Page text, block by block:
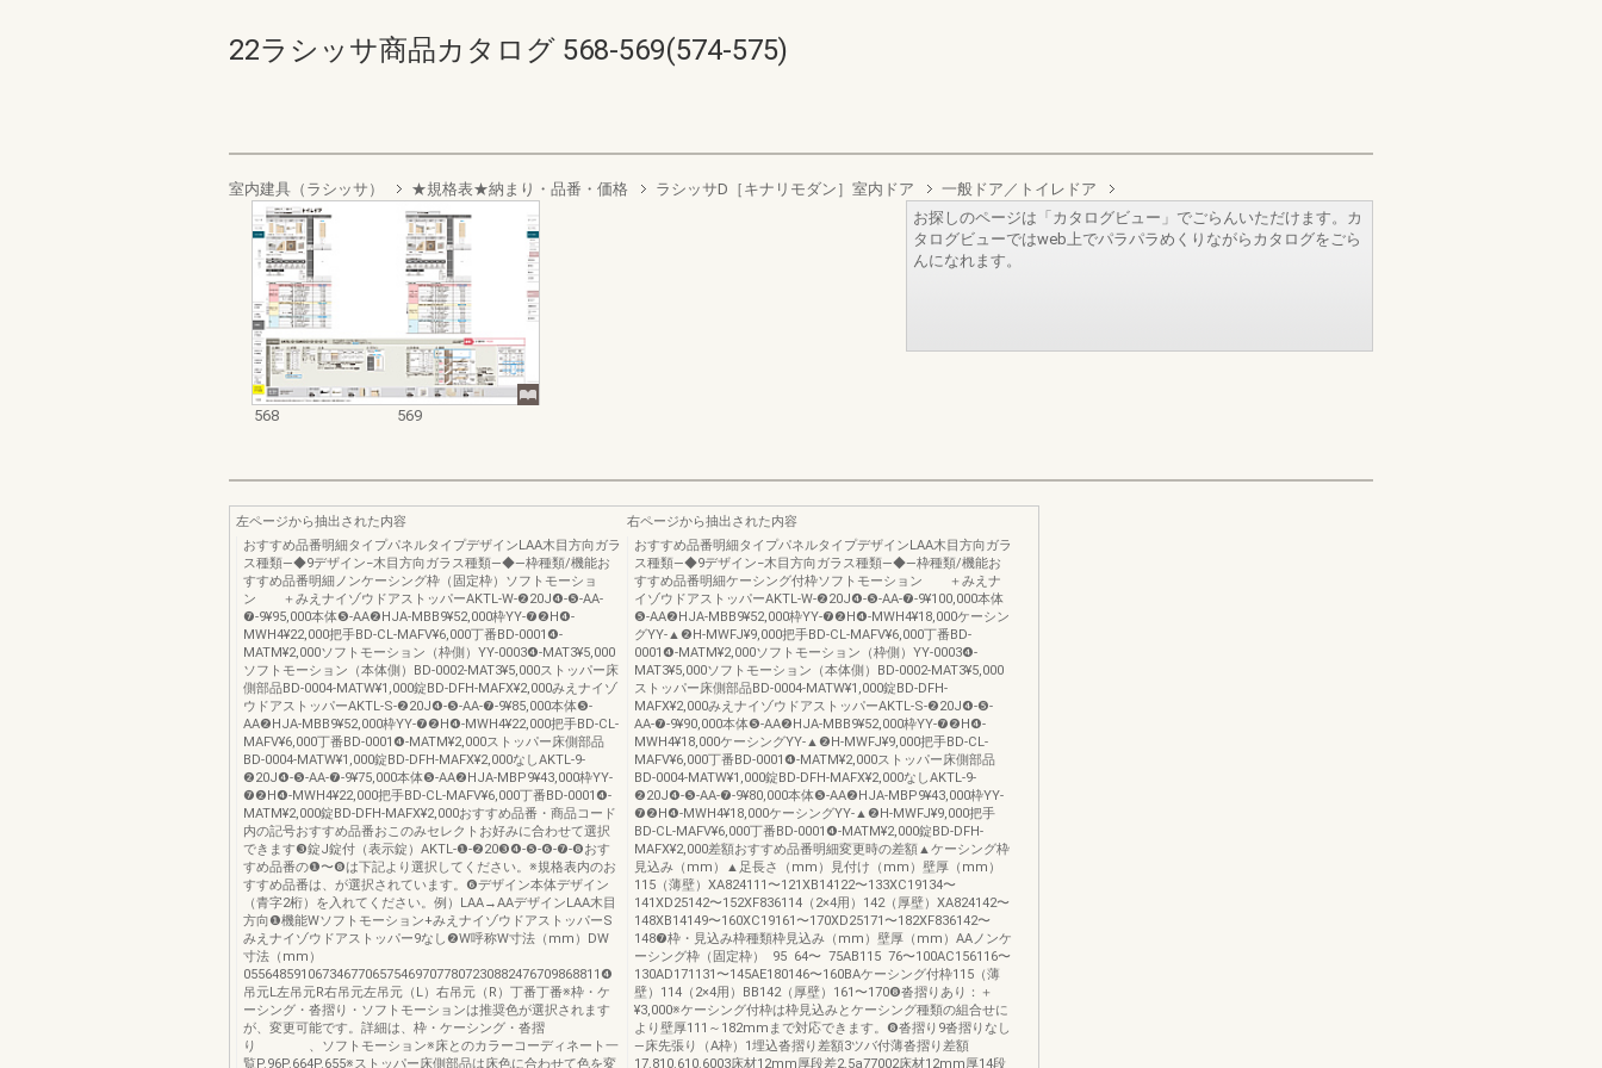
22ラシッサ商品カタログ 568-569(574-575)
室内建具（ラシッサ） ★規格表★納まり・品番・価格 ラシッサD［キナリモダン］室内ドア 一般ドア／トイレドア
568 569
お探しのページは「カタログビュー」でごらんいただけます。カ
タログビューではweb上でパラパラめくりながらカタログをごら
んになれます。
左ページから抽出された内容
おすすめ品番明細タイプパネルタイプデザインLAA木目方向ガラ
ス種類―◆9デザイン−木目方向ガラス種類―◆―枠種類/機能お
すすめ品番明細ノンケーシング枠（固定枠）ソフトモーショ
ン ＋みえナイゾウドアストッパーAKTL-W-❷20J❹-❺-AA-
❼-9¥95,000本体❺-AA❷HJA-MBB9¥52,000枠YY-❼❷H❹-
MWH4¥22,000把手BD-CL-MAFV¥6,000丁番BD-0001❹-
MATM¥2,000ソフトモーション（枠側）YY-0003❹-MAT3¥5,000
ソフトモーション（本体側）BD-0002-MAT3¥5,000ストッパー床
側部品BD-0004-MATW¥1,000錠BD-DFH-MAFX¥2,000みえナイゾ
ウドアストッパーAKTL-S-❷20J❹-❺-AA-❼-9¥85,000本体❺-
AA❷HJA-MBB9¥52,000枠YY-❼❷H❹-MWH4¥22,000把手BD-CL-
MAFV¥6,000丁番BD-0001❹-MATM¥2,000ストッパー床側部品
BD-0004-MATW¥1,000錠BD-DFH-MAFX¥2,000なしAKTL-9-
❷20J❹-❺-AA-❼-9¥75,000本体❺-AA❷HJA-MBP9¥43,000枠YY-
❼❷H❹-MWH4¥22,000把手BD-CL-MAFV¥6,000丁番BD-0001❹-
MATM¥2,000錠BD-DFH-MAFX¥2,000おすすめ品番・商品コード
内の記号おすすめ品番おこのみセレクトお好みに合わせて選択
できます❸錠J錠付（表示錠）AKTL-❶-❷20❸❹-❺-❻-❼-❽おす
すめ品番の❶〜❽は下記より選択してください。※規格表内のお
すすめ品番は、が選択されています。❻デザイン本体デザイン
（青字2桁）を入れてください。例）LAA→AAデザインLAA木目
方向❶機能Wソフトモーション+みえナイゾウドアストッパーS
みえナイゾウドアストッパー9なし❷W呼称W寸法（mm）DW
寸法（mm）
05564859106734677065754697077807230882476709868811❹
吊元L左吊元R右吊元左吊元（L）右吊元（R）丁番丁番※枠・ケ
ーシング・沓摺り・ソフトモーションは推奨色が選択されます
が、変更可能です。詳細は、枠・ケーシング・沓摺
り 、ソフトモーション※床とのカラーコーディネート一
覧P.96P.664P.655※ストッパー床側部品は床色に合わせて色を変
右ページから抽出された内容
おすすめ品番明細タイプパネルタイプデザインLAA木目方向ガラ
ス種類―◆9デザイン−木目方向ガラス種類―◆―枠種類/機能お
すすめ品番明細ケーシング付枠ソフトモーション ＋みえナ
イゾウドアストッパーAKTL-W-❷20J❹-❺-AA-❼-9¥100,000本体
❺-AA❷HJA-MBB9¥52,000枠YY-❼❷H❹-MWH4¥18,000ケーシン
グYY-▲❷H-MWFJ¥9,000把手BD-CL-MAFV¥6,000丁番BD-
0001❹-MATM¥2,000ソフトモーション（枠側）YY-0003❹-
MAT3¥5,000ソフトモーション（本体側）BD-0002-MAT3¥5,000
ストッパー床側部品BD-0004-MATW¥1,000錠BD-DFH-
MAFX¥2,000みえナイゾウドアストッパーAKTL-S-❷20J❹-❺-
AA-❼-9¥90,000本体❺-AA❷HJA-MBB9¥52,000枠YY-❼❷H❹-
MWH4¥18,000ケーシングYY-▲❷H-MWFJ¥9,000把手BD-CL-
MAFV¥6,000丁番BD-0001❹-MATM¥2,000ストッパー床側部品
BD-0004-MATW¥1,000錠BD-DFH-MAFX¥2,000なしAKTL-9-
❷20J❹-❺-AA-❼-9¥80,000本体❺-AA❷HJA-MBP9¥43,000枠YY-
❼❷H❹-MWH4¥18,000ケーシングYY-▲❷H-MWFJ¥9,000把手
BD-CL-MAFV¥6,000丁番BD-0001❹-MATM¥2,000錠BD-DFH-
MAFX¥2,000差額おすすめ品番明細変更時の差額▲ケーシング枠
見込み（mm）▲足長さ（mm）見付け（mm）壁厚（mm）
115（薄壁）XA824111〜121XB14122〜133XC19134〜
141XD25142〜152XF836114（2×4用）142（厚壁）XA824142〜
148XB14149〜160XC19161〜170XD25171〜182XF836142〜
148❼枠・見込み枠種類枠見込み（mm）壁厚（mm）AAノンケ
ーシング枠（固定枠） 95 64〜 75AB115 76〜100AC156116〜
130AD171131〜145AE180146〜160BAケーシング付枠115（薄
壁）114（2×4用）BB142（厚壁）161〜170❽沓摺りあり：＋
¥3,000※ケーシング付枠は枠見込みとケーシング種類の組合せに
より壁厚111～182mmまで対応できます。❽沓摺り9沓摺りなし
—床先張り（A枠）1埋込沓摺り差額3ツバ付薄沓摺り差額
17.810.610.6003床材12mm厚段差2.5a77002床材12mm厚14段